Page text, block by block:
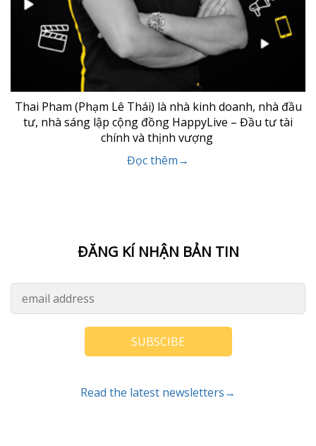
Thai Pham (Phạm Lê Thái) là nhà kinh doanh, nhà đầu
tư, nhà sáng lập cộng đồng HappyLive – Đầu tư tài
chính và thịnh vượng
Đọc thêm→
ĐĂNG KÍ NHẬN BẢN TIN
SUBSCIBE
Read the latest newsletters→